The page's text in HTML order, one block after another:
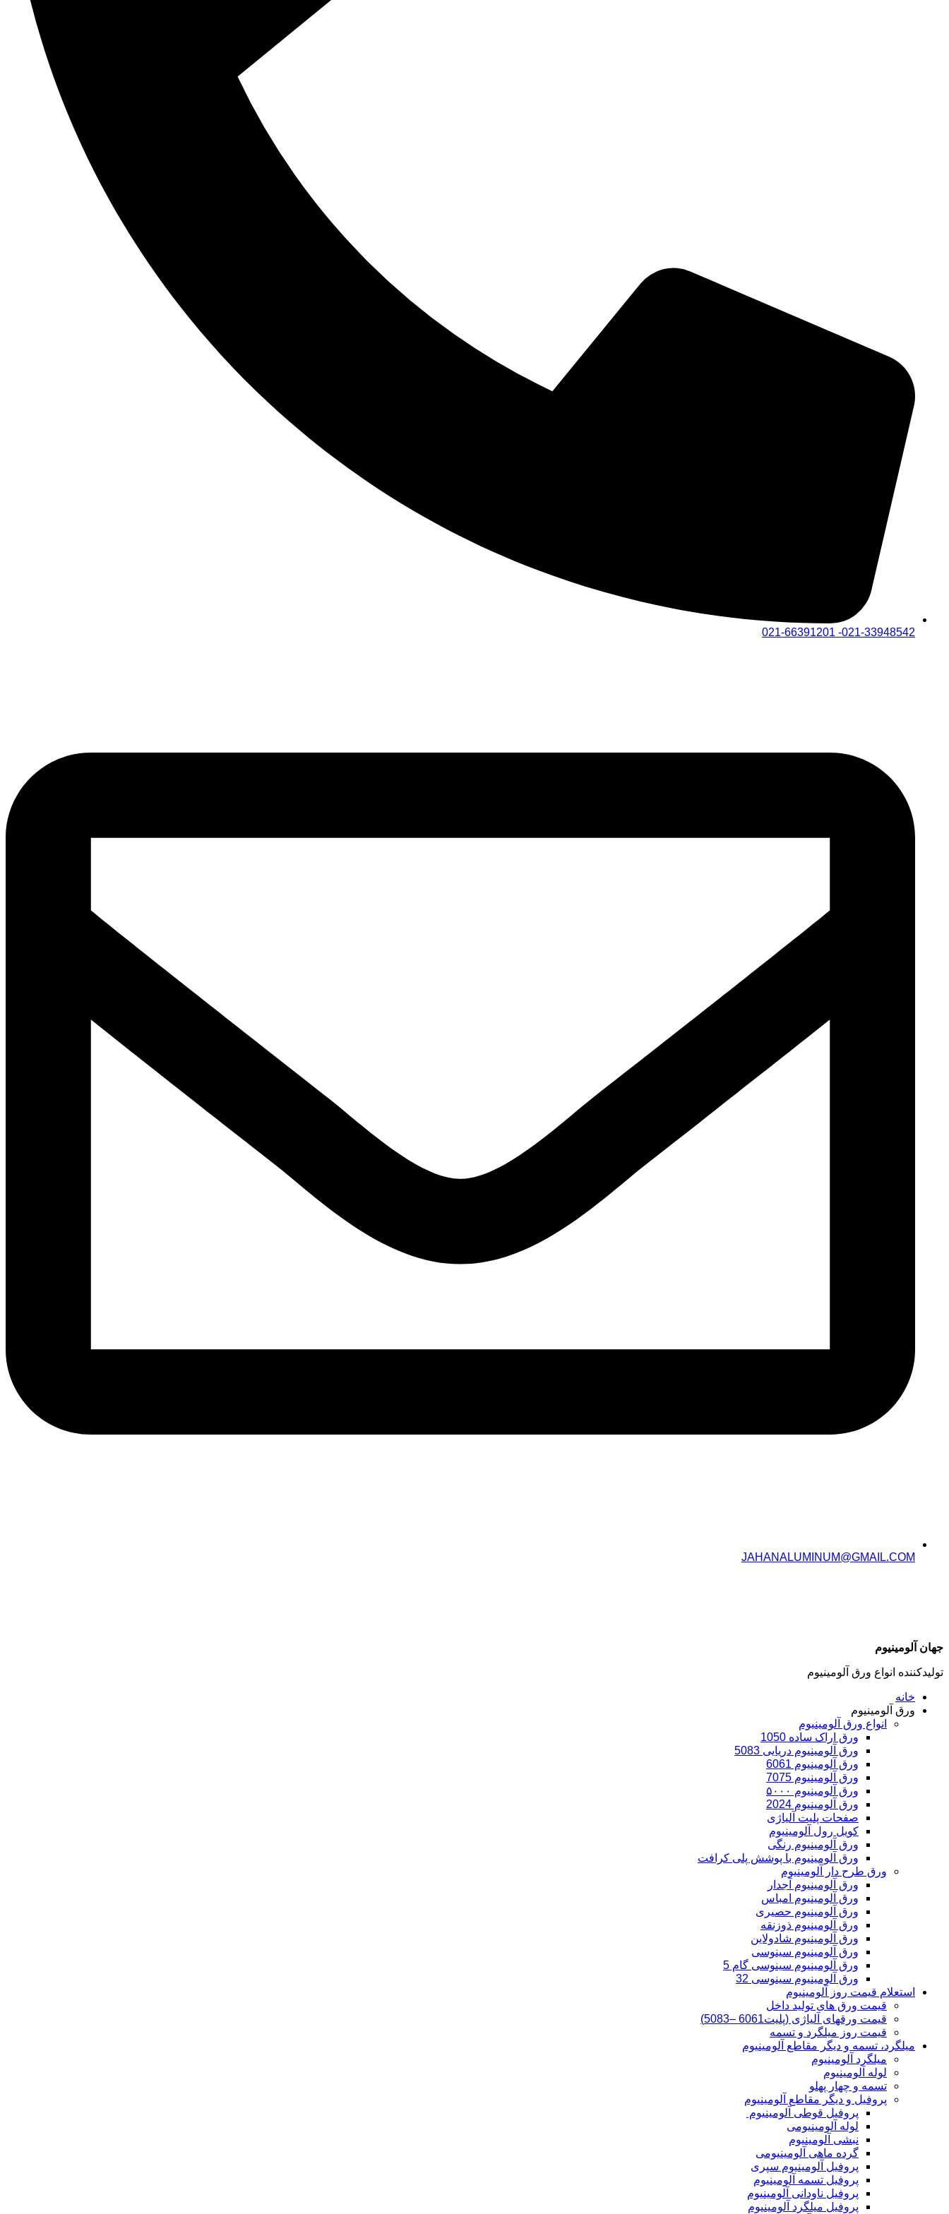
021-33948542- 021-66391201
JAHANALUMINUM@GMAIL.COM
جهان آلومینیوم
تولیدکننده انواع ورق آلومینیوم
خانه
ورق آلومینیوم
انواع ورق آلومینیوم
ورق اراک ساده 1050
ورق آلومینیوم دریایی 5083
ورق آلومینیوم 6061
ورق آلومینیوم 7075
ورق آلومینیوم ۵۰۰۰
ورق آلومینیوم 2024
صفحات پلیت آلیاژی
کویل رول آلومینیوم
ورق‌ آلومینیوم رنگی
ورق آلومینیوم با پوشش پلی کرافت
ورق طرح دار آلومینیوم
ورق آلومینیوم آجدار
ورق آلومینیوم امباس
ورق آلومینیوم حصیری
ورق آلومینیوم ذوزنقه
ورق آلومینیوم شادولاین
ورق آلومینیوم سینوسی
ورق آلومینیوم سینوسی گام 5
ورق آلومینیوم سینوسی 32
استعلام قیمت روز آلومینیوم
قیمت ورق های تولید داخل
قیمت ورقهای آلیاژی (پلیت6061 –5083)
قیمت روز میلگرد و تسمه
میلگرد، تسمه و دیگر مقاطع آلومینیوم
میلگرد آلومینیوم
لوله آلومینیوم
تسمه و چهار پهلو
پروفیل و دیگر مقاطع آلومینیوم
پروفیل قوطی آلومینیوم
لوله آلومینیومی
نبشی آلومینیوم
گرده ماهی آلومینیومی
پروفیل آلومینیوم سپری
پروفیل تسمه آلومینیوم
پروفیل ناودانی آلومینیوم
پروفیل میلگرد آلومینیوم